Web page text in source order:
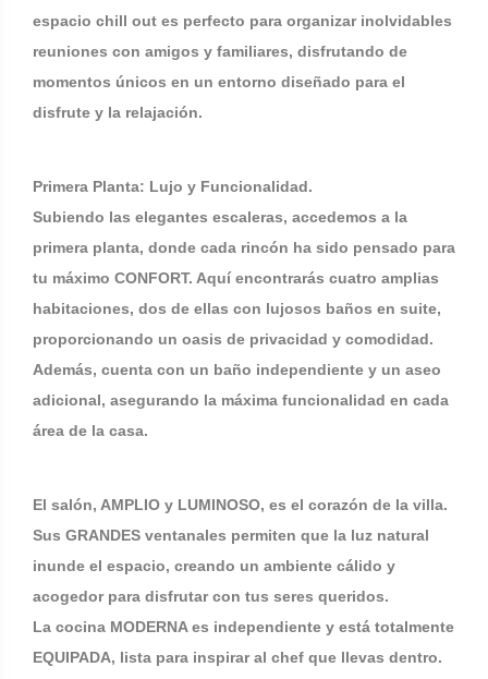
espacio chill out es perfecto para organizar inolvidables
reuniones con amigos y familiares, disfrutando de
momentos únicos en un entorno diseñado para el
disfrute y la relajación.
Primera Planta: Lujo y Funcionalidad.
Subiendo las elegantes escaleras, accedemos a la
primera planta, donde cada rincón ha sido pensado para
tu máximo CONFORT. Aquí encontrarás cuatro amplias
habitaciones, dos de ellas con lujosos baños en suite,
proporcionando un oasis de privacidad y comodidad.
Además, cuenta con un baño independiente y un aseo
adicional, asegurando la máxima funcionalidad en cada
área de la casa.
El salón, AMPLIO y LUMINOSO, es el corazón de la villa.
Sus GRANDES ventanales permiten que la luz natural
inunde el espacio, creando un ambiente cálido y
acogedor para disfrutar con tus seres queridos.
La cocina MODERNA es independiente y está totalmente
EQUIPADA, lista para inspirar al chef que llevas dentro.